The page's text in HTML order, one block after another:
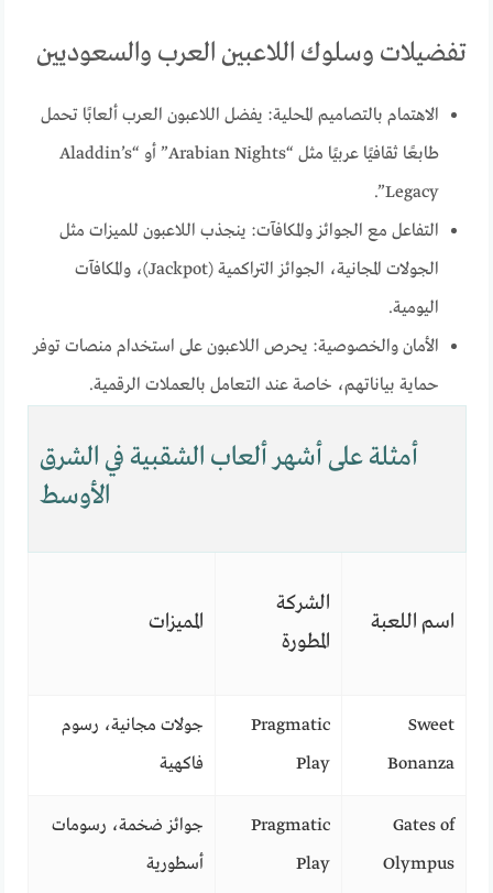
تفضيلات وسلوك اللاعبين العرب والسعوديين
الاهتمام بالتصاميم المحلية: يفضل اللاعبون العرب ألعابًا تحمل
طابعًا ثقافيًا عربيًا مثل “Arabian Nights” أو “Aladdin’s
Legacy”.
التفاعل مع الجوائز والمكافآت: ينجذب اللاعبون للميزات مثل
الجولات المجانية، الجوائز التراكمية (Jackpot)، والمكافآت
اليومية.
الأمان والخصوصية: يحرص اللاعبون على استخدام منصات توفر
حماية بياناتهم، خاصة عند التعامل بالعملات الرقمية.
أمثلة على أشهر ألعاب الشقبية في الشرق
الأوسط
اسم اللعبة
الشركة
المطورة
المميزات
Sweet
Bonanza
Pragmatic
Play
جولات مجانية، رسوم
فاكهية
Gates of
Olympus
Pragmatic
Play
جوائز ضخمة، رسومات
أسطورية